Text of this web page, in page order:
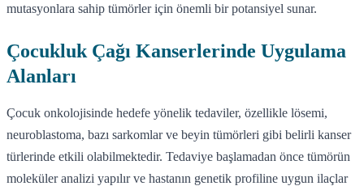
mutasyonlara sahip tümörler için önemli bir potansiyel sunar.
Çocukluk Çağı Kanserlerinde Uygulama
Alanları
Çocuk onkolojisinde hedefe yönelik tedaviler, özellikle lösemi,
neuroblastoma, bazı sarkomlar ve beyin tümörleri gibi belirli kanser
türlerinde etkili olabilmektedir. Tedaviye başlamadan önce tümörün
moleküler analizi yapılır ve hastanın genetik profiline uygun ilaçlar